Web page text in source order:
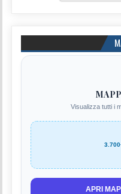
Visualizza tutti i
APRI